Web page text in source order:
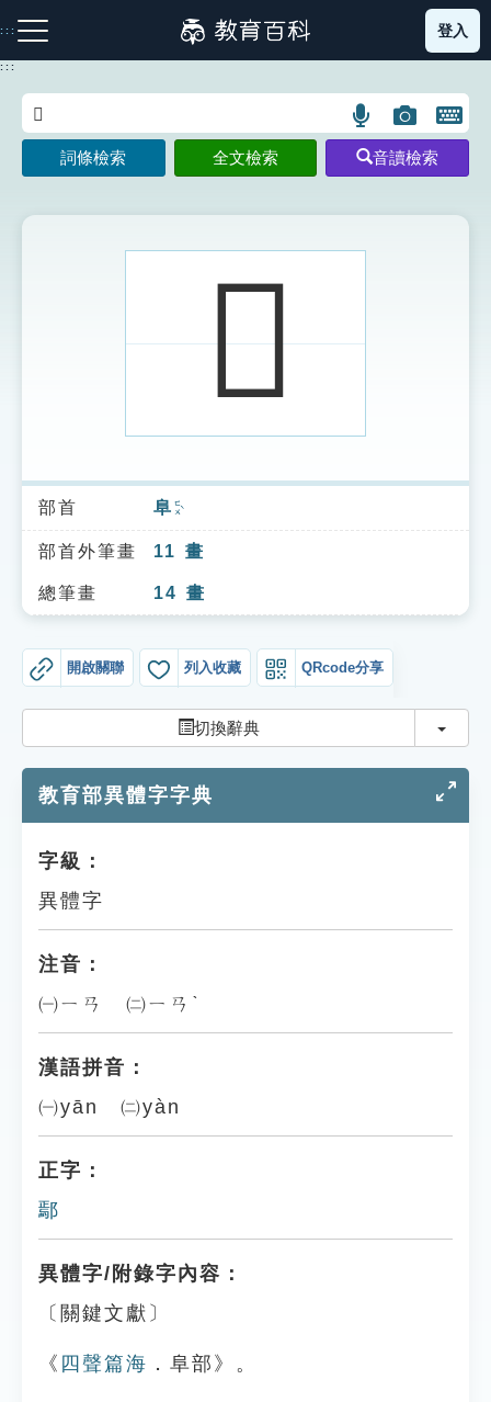
到
主
:::
注音索引圖示 筆畫索引圖示 部首索引表圖示
索引選單
知識索引
單字索引
貓頭鷹博士
登入
:::
語
言
搜
示
圖
片
搜
開
鍵
圖
詞條檢索 全文檢索 音讀檢索
𨻳
部首 阜 ㄈㄨˋ
部首外筆畫 11 畫
總筆畫 14 畫
開啟關聯 列入收藏 QRcode分享
切換辭典 切換
教育部異體字字典
字級：
異體字
注音：
㈠ㄧㄢ ㈡ㄧㄢˋ
漢語拼音：
㈠yān ㈡yàn
正字：
鄢
異體字/附錄字內容：
〔關鍵文獻〕
《 四聲篇海 ．阜部》。